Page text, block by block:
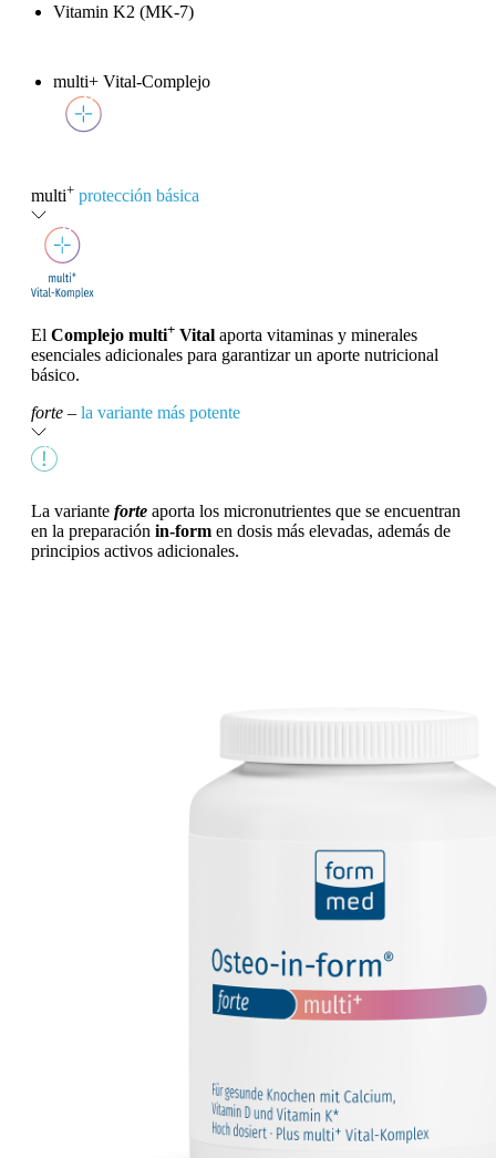
Vitamin K2 (MK-7)
multi+ Vital-Complejo
multi+ protección básica
El Complejo multi+ Vital aporta vitaminas y minerales
esenciales adicionales para garantizar un aporte nutricional
básico.
forte – la variante más potente
La variante forte aporta los micronutrientes que se encuentran
en la preparación in-form en dosis más elevadas, además de
principios activos adicionales.